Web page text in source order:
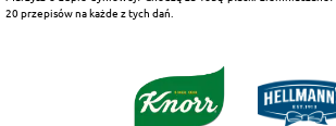
20 przepisów na każde z tych dań.